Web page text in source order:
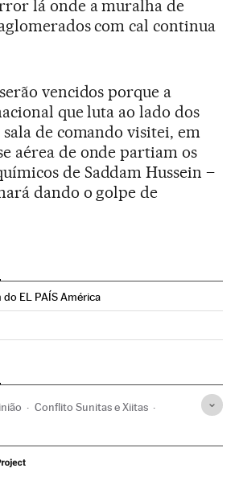
lá onde a muralha de
com cal continua
vencidos porque a
que luta ao lado dos
sala de comando visitei, em
aérea de onde partiam os
de Saddam Hussein –
dando o golpe de
EL PAÍS América
Brasil en Twitter
País Brasil en Instagram
El País Brasil en Facebook
Conflito Sunitas e Xiitas
Religião